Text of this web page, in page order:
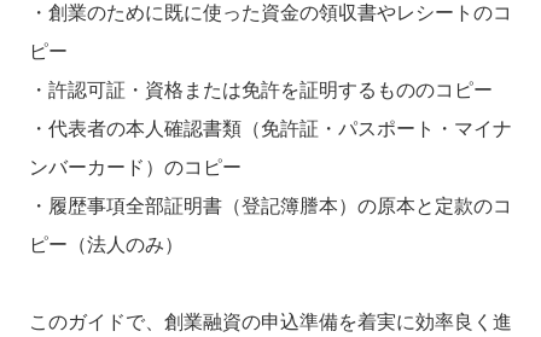
・創業のために既に使った資金の領収書やレシートのコ
ピー
・許認可証・資格または免許を証明するもののコピー
・代表者の本人確認書類（免許証・パスポート・マイナ
ンバーカード）のコピー
・履歴事項全部証明書（登記簿謄本）の原本と定款のコ
ピー（法人のみ）
このガイドで、創業融資の申込準備を着実に効率良く進